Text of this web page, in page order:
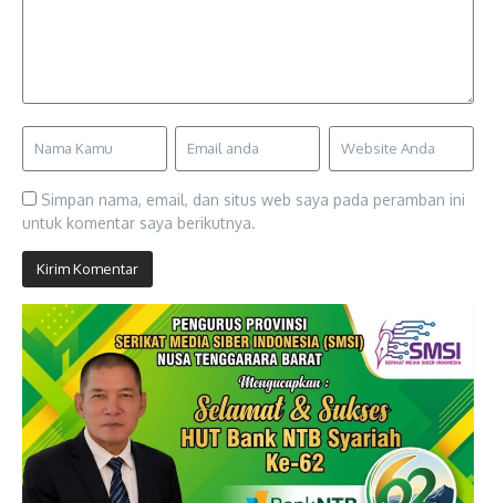
Simpan nama, email, dan situs web saya pada peramban ini
untuk komentar saya berikutnya.